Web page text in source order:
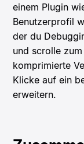
einem Plugin
Benutzerprofil
der du
und scrolle
komprimierte
Klicke auf ein
erweitern.